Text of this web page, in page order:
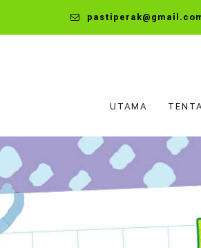
UTAMA